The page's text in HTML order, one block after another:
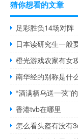
猜你想看的文章
足彩胜负14场对阵
日本读研究生一般
橙光游戏农家有女
南华经的别称是什
“酒满栖乌送一弦”
香港tvb在哪里
怎么看头盔有没有